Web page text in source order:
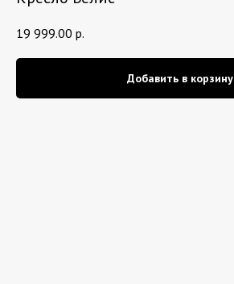
19 999.00 р.
Добавить в корзину